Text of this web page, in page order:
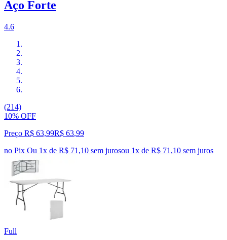
Aço Forte
4.6
(214)
10% OFF
Preço R$ 63,99R$ 63,99
no Pix Ou 1x de R$ 71,10 sem jurosou 1x de R$ 71,10 sem juros
Full